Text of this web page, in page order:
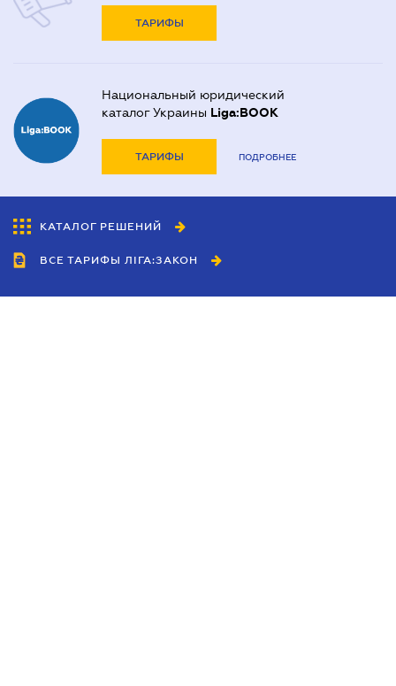
ТАРИФЫ
Национальный юридический
каталог Украины Liga:BOOK
ТАРИФЫ ПОДРОБНЕЕ
КАТАЛОГ РЕШЕНИЙ
ВСЕ ТАРИФЫ ЛІГА:ЗАКОН